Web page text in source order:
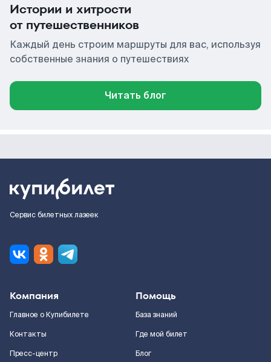
Истории и хитрости
от путешественников
Каждый день строим маршруты для вас, используя
собственные знания о путешествиях
Читать блог
Сервис билетных лазеек
Компания
Главное о Купибилете
Контакты
Пресс-центр
Помощь
База знаний
Где мой билет
Блог